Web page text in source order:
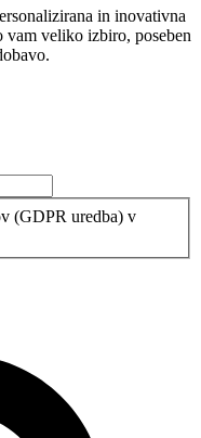
in inovativna
veliko izbiro, poseben
(GDPR uredba) v